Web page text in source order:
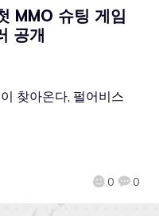
MMO 슈팅 게임
공개
0 0
찾아온다, 펄어비스